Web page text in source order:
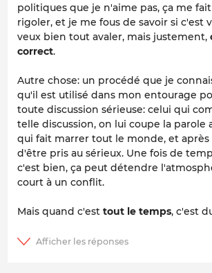
politiques que je n'aime pas, ça me
rigoler, et je me fous de savoir si c'est
veux bien tout avaler, mais justement,
correct.
Autre chose: un procédé que je
qu'il est utilisé dans mon entourage
toute discussion sérieuse: celui qui
telle discussion, on lui coupe la parole
qui fait marrer tout le monde, et après
d'être pris au sérieux. Une fois de
c'est bien, ça peut détendre
court à un conflit.
Mais quand c'est tout le temps, c'est